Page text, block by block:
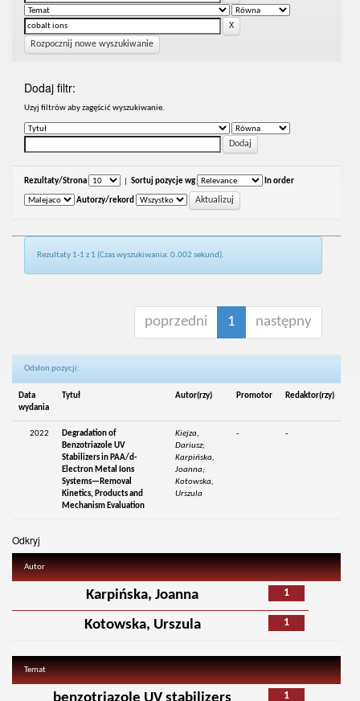
Rozpocznij nowe wyszukiwanie
Dodaj filtr:
Uzyj filtrów aby zagęścić wyszukiwanie.
Rezultaty/Strona Sortuj pozycje wg In order
Autorzy/rekord
Rezultaty 1-1 z 1 (Czas wyszukiwania: 0.002 sekund).
poprzedni 1 następny
Odsłon pozycji:
Data
wydania
Tytuł Autor(rzy) Promotor Redaktor(rzy)
2022
Degradation of
Benzotriazole UV
Stabilizers in PAA/d-
Electron Metal Ions
Systems—Removal
Kinetics, Products and
Mechanism Evaluation
Kiejza,
Dariusz;
Karpińska,
Joanna;
Kotowska,
Urszula
- -
Odkryj
Autor
1
Karpińska, Joanna
1
Kotowska, Urszula
Temat
1